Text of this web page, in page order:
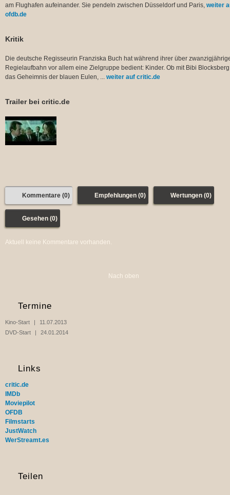
am Flughafen aufeinander. Sie pendeln zwischen Düsseldorf und Paris, weiter
ofdb.de
Kritik
Die deutsche Regisseurin Franziska Buch hat während ihrer über
Regielaufbahn vor allem eine Zielgruppe bedient: Kinder. Ob mit Bibi
das Geheimnis der blauen Eulen, ... weiter auf critic.de
Trailer bei critic.de
Kommentare (0) Empfehlungen (0) Wertungen (0)
Gesehen (0)
Aktuell keine Kommentare vorhanden.
Nach oben
Termine
Kino-Start
11.07.2013
DVD-Start
24.01.2014
Links
critic.de
IMDb
Moviepilot
OFDB
Filmstarts
JustWatch
WerStreamt.es
Teilen